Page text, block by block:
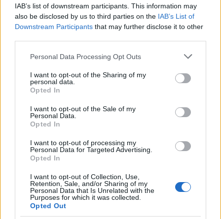
IAB’s list of downstream participants. This information may
also be disclosed by us to third parties on the IAB’s List of
Downstream Participants that may further disclose it to other
Please note that this website/app uses one or more Google
not limited to your visit or usage behaviour. You may click to
grant or deny consent to Google and its third-party tags to
use your data for below specified purposes in below Google
consent section.
Personal Data Processing Opt Outs
I want to opt-out of the Sharing of my
personal data.
Opted In
I want to opt-out of the Sale of my
Personal Data.
Opted In
I want to opt-out of processing my
Personal Data for Targeted Advertising.
Opted In
I want to opt-out of Collection, Use,
Retention, Sale, and/or Sharing of my
Personal Data that Is Unrelated with the
Purposes for which it was collected.
Opted Out